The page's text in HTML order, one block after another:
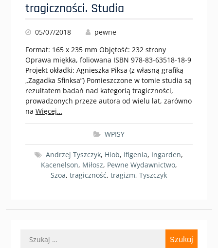
tragiczności. Studia
05/07/2018
pewne
Format: 165 x 235 mm Objętość: 232 strony
Oprawa miękka, foliowana ISBN 978-83-63518-18-9
Projekt okładki: Agnieszka Piksa (z własną grafiką
„Zagadka Sfinksa”) Pomieszczone w tomie studia są
rezultatem badań nad kategorią tragiczności,
prowadzonych przeze autora od wielu lat, zarówno
na Więcej…
WPISY
Andrzej Tyszczyk, Hiob, Ifigenia, Ingarden,
Kacenelson, Miłosz, Pewne Wydawnictwo,
Szoa,tragiczność,tragizm,Tyszczyk